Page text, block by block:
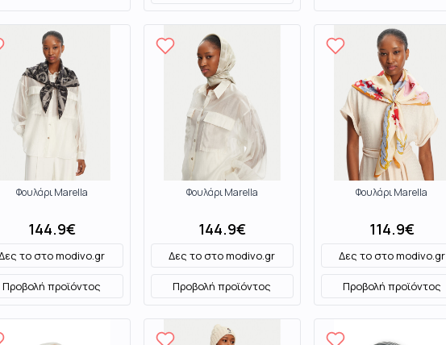
Φουλάρι Marella
144.9€
το στοmodivo.gr
Προβολή προϊόντος
Φουλάρι Marella
144.9€
Δες το στοmodivo.gr
Προβολή προϊόντος
Φουλάρι Marella
114.9€
Δες το στοmodivo.gr
Προβολή προϊόντος